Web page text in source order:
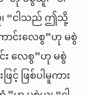
၊ “ငါသည် ဤသို့
ောင်းလေစွ”ဟု မစွဲ
လေစွ”ဟု မစွဲ
င့် ဖြစ်ပါမူကား